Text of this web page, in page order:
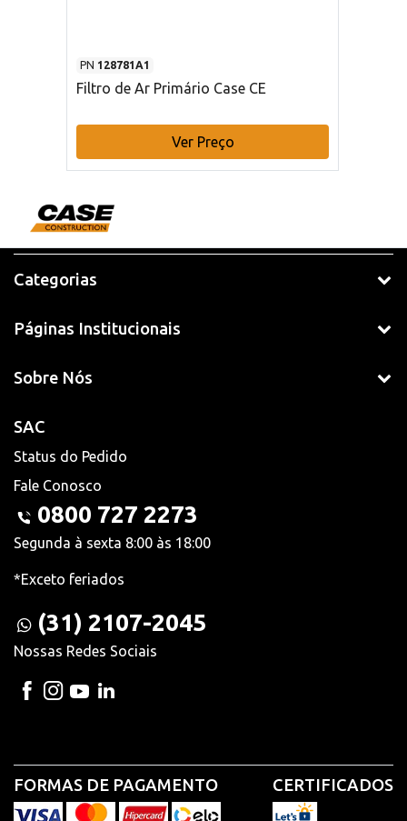
PN 128781A1
Filtro de Ar Primário Case CE
Ver Preço
Categorias
Páginas Institucionais
Sobre Nós
SAC
Status do Pedido
Fale Conosco
0800 727 2273
Segunda à sexta 8:00 às 18:00
*Exceto feriados
(31) 2107-2045
Nossas Redes Sociais
FORMAS DE PAGAMENTO CERTIFICADOS